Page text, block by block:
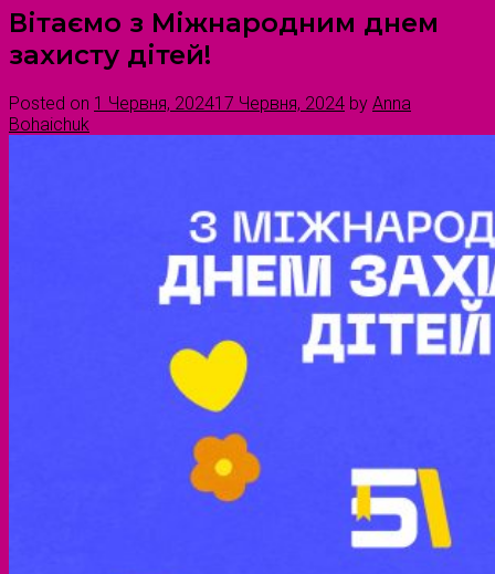
Вітаємо з Міжнародним днем
захисту дітей!
Posted on 1 Червня, 202417 Червня, 2024 by Anna
Bohaichuk